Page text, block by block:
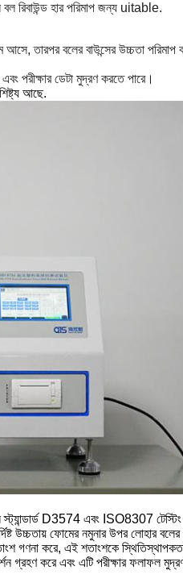
বল রিবাউন্ড হার পরিমাপ জন্য uitable.
আসে, তারপর বলের বাউন্সের উচ্চতা
পরীক্ষার ডেটা মুদ্রণ করতে পারে।
আছে.
D3574 এবং ISO8307 টেস্টিং
উচ্চতায় ফোমের নমুনার উপর লোহার
গণনা করে, এই শতাংশকে
গ্রহণ করে এবং এটি পরীক্ষার ফলাফল